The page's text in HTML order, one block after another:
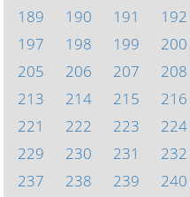
189
190 191 192
197
198 199 200
205
206 207 208
213
214 215 216
221
222 223 224
229
230 231 232
237
238 239 240